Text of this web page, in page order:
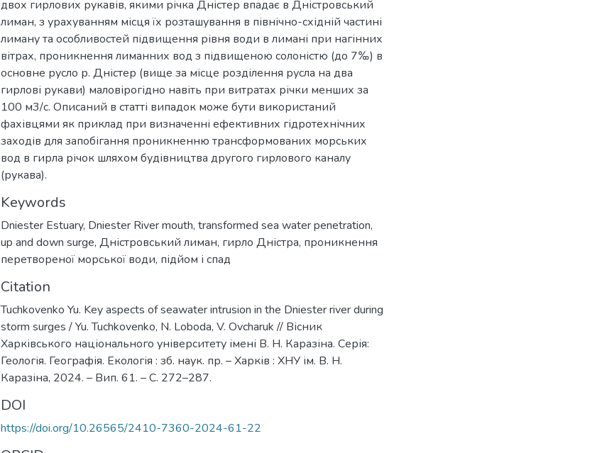
двох гирлових рукавів, якими річка Дністер впадає в Дністровський
лиман, з урахуванням місця їх розташування в північно-східній частині
лиману та особливостей підвищення рівня води в лимані при нагінних
вітрах, проникнення лиманних вод з підвищеною солоністю (до 7‰) в
основне русло р. Дністер (вище за місце розділення русла на два
гирлові рукави) маловірогідно навіть при витратах річки менших за
100 м3/с. Описаний в статті випадок може бути використаний
фахівцями як приклад при визначенні ефективних гідротехнічних
заходів для запобігання проникненню трансформованих морських
вод в гирла річок шляхом будівництва другого гирлового каналу
(рукава).
Keywords
Dniester Estuary, Dniester River mouth, transformed sea water penetration,
up and down surge, Дністровський лиман, гирло Дністра, проникнення
перетвореної морської води, підйом і спад
Citation
Tuchkovenkо Yu. Key aspects of seawater intrusion in the Dniester river during
storm surges / Yu. Tuchkovenko, N. Loboda, V. Ovcharuk // Вісник
Харківського національного університету імені В. Н. Каразіна. Серія:
Геологія. Географія. Екологія : зб. наук. пр. – Харків : ХНУ ім. В. Н.
Каразіна, 2024. – Вип. 61. – С. 272–287.
DOI
https://doi.org/10.26565/2410-7360-2024-61-22